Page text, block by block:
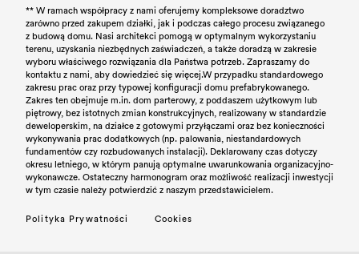
** W ramach współpracy z nami oferujemy kompleksowe doradztwo
zarówno przed zakupem działki, jak i podczas całego procesu związanego
z budową domu. Nasi architekci pomogą w optymalnym wykorzystaniu
terenu, uzyskania niezbędnych zaświadczeń, a także doradzą w zakresie
wyboru właściwego rozwiązania dla Państwa potrzeb. Zapraszamy do
kontaktu z nami, aby dowiedzieć się więcej.W przypadku standardowego
zakresu prac oraz przy typowej konfiguracji domu prefabrykowanego.
Zakres ten obejmuje m.in. dom parterowy, z poddaszem użytkowym lub
piętrowy, bez istotnych zmian konstrukcyjnych, realizowany w standardzie
deweloperskim, na działce z gotowymi przyłączami oraz bez konieczności
wykonywania prac dodatkowych (np. palowania, niestandardowych
fundamentów czy rozbudowanych instalacji). Deklarowany czas dotyczy
okresu letniego, w którym panują optymalne uwarunkowania organizacyjno-
wykonawcze. Ostateczny harmonogram oraz możliwość realizacji inwestycji
w tym czasie należy potwierdzić z naszym przedstawicielem.
Polityka Prywatności Cookies